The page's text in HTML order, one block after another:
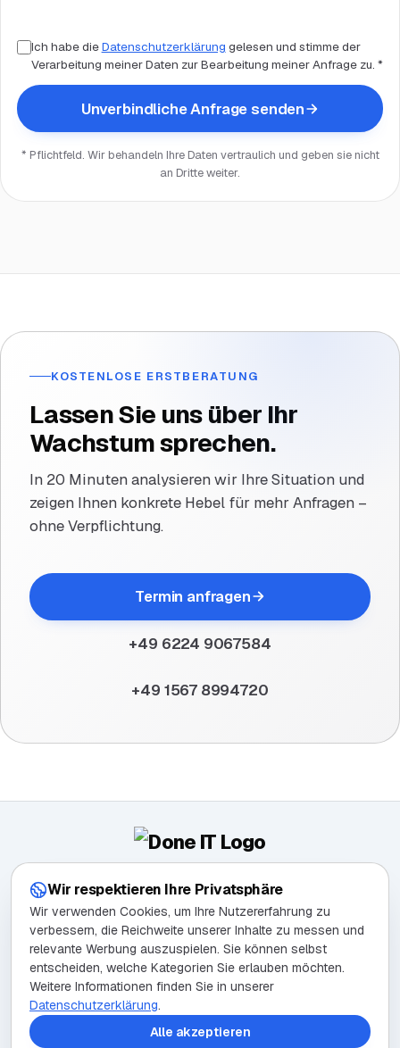
Ich habe dieDatenschutzerklärung gelesen und stimme der
Verarbeitung meiner Daten zur Bearbeitung meiner Anfrage zu. *
Unverbindliche Anfrage senden
* Pflichtfeld. Wir behandeln Ihre Daten vertraulich und geben sie nicht
an Dritte weiter.
KOSTENLOSE ERSTBERATUNG
Lassen Sie uns über Ihr
Wachstum sprechen.
In 20 Minuten analysieren wir Ihre Situation und
zeigen Ihnen konkrete Hebel für mehr Anfragen –
ohne Verpflichtung.
Termin anfragen
+49 6224 9067584
+49 1567 8994720
Wir liefern planbare Leads. Wir bauen Webseiten, die
verkaufen. Wir übernehmen Ihre Kundenkommunikation. Alles
aus einer Hand.
Webdesign
Wir respektieren Ihre Privatsphäre
Wir verwenden Cookies, um Ihre Nutzererfahrung zu
verbessern, die Reichweite unserer Inhalte zu messen und
relevante Werbung auszuspielen. Sie können selbst
entscheiden, welche Kategorien Sie erlauben möchten.
Weitere Informationen finden Sie in unserer
Datenschutzerklärung.
Alle akzeptieren